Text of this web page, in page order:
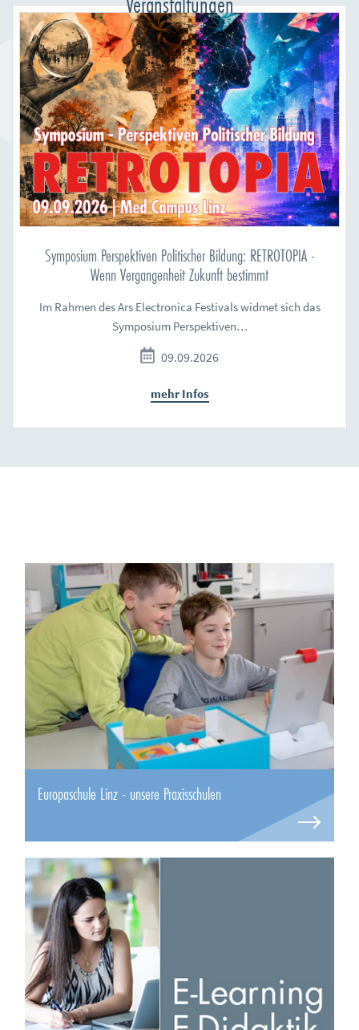
Symposium Perspektiven Politischer Bildung: RETROTOPIA -
Wenn Vergangenheit Zukunft bestimmt
Im Rahmen des Ars Electronica Festivals widmet sich das
Symposium Perspektiven…
09.09.2026
mehr Infos
Europaschule Linz - unsere Praxisschulen